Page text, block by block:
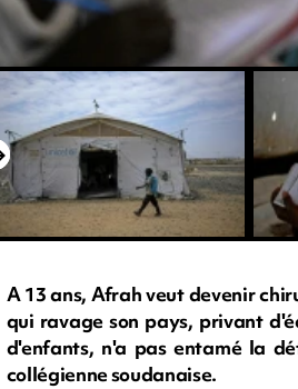
A 13 ans, Afrah veut devenir
qui ravage son pays, privant
d'enfants, n'a pas entamé la
collégienne soudanaise.